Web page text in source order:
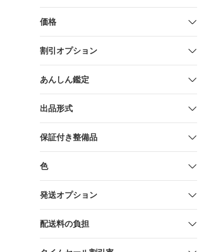
価格
割引オプション
あんしん鑑定
出品形式
保証付き整備品
色
発送オプション
配送料の負担